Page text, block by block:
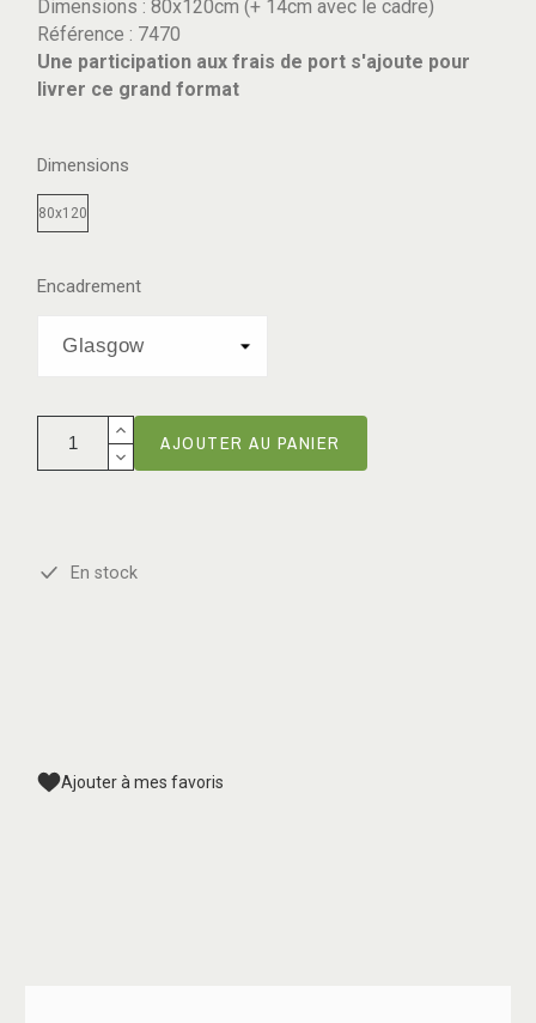
Dimensions : 80x120cm (+ 14cm avec le cadre)
Référence : 7470
Une participation aux frais de port s'ajoute pour
livrer ce grand format
Dimensions
80x120
Encadrement
AJOUTER AU PANIER
En stock
Ajouter à mes favoris